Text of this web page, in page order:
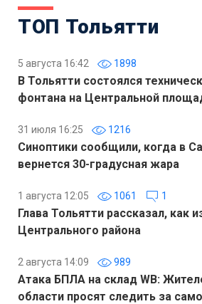
ТОП Тольятти
5 августа 16:42 1898
В Тольятти состоялся
фонтана на Центральной
31 июля 16:25 1216
Синоптики сообщили, когда в
вернется 30-градусная жара
1 августа 12:05 1061 1
Глава Тольятти рассказал, как
Центрального района
2 августа 14:09 989
Атака БПЛА на склад WB:
области просят следить за